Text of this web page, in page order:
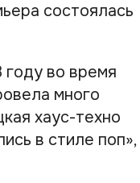
состоялась
году во время
много
хаус-техно
в стиле поп»,